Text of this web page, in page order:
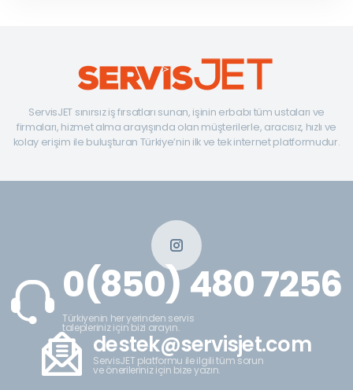
ServisJET sınırsız iş fırsatları sunan, işinin erbabı tüm ustaları ve
firmaları, hizmet alma arayışında olan müşterilerle, aracısız, hızlı ve
kolay erişim ile buluşturan Türkiye’nin ilk ve tek internet platformudur.
0(850) 480 7256
Türkiyenin her yerinden servis
talepleriniz için bizi arayın.
destek@servisjet.com
ServisJET platformu ile ilgili tüm sorun
ve önerileriniz için bize yazın.